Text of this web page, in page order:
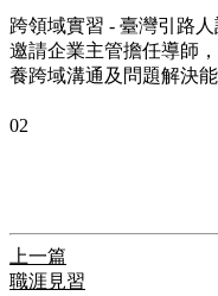
跨領域實習 - 臺灣引路
邀請企業主管擔任導師
養跨域溝通及問題解決能
02
上一篇
職涯見習